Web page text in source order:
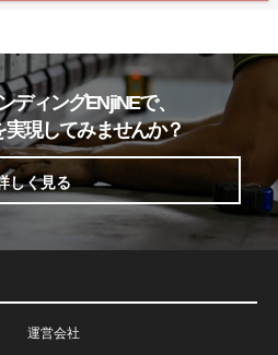
ディングENjiNEで、
現してみませんか？
しく見る
運営会社